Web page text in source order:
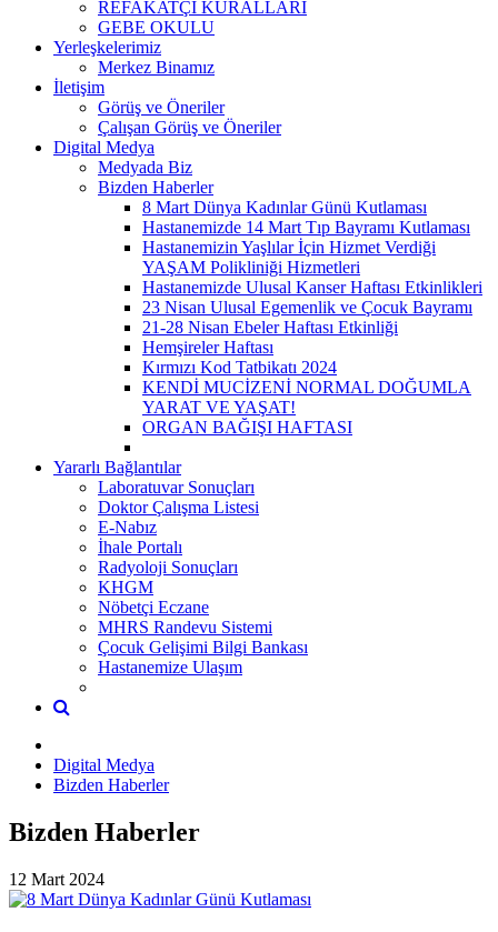
REFAKATÇI KURALLARI
GEBE OKULU
Yerleşkelerimiz
Merkez Binamız
İletişim
Görüş ve Öneriler
Çalışan Görüş ve Öneriler
Digital Medya
Medyada Biz
Bizden Haberler
8 Mart Dünya Kadınlar Günü Kutlaması
Hastanemizde 14 Mart Tıp Bayramı Kutlaması
Hastanemizin Yaşlılar İçin Hizmet Verdiği
YAŞAM Polikliniği Hizmetleri
Hastanemizde Ulusal Kanser Haftası Etkinlikleri
23 Nisan Ulusal Egemenlik ve Çocuk Bayramı
21-28 Nisan Ebeler Haftası Etkinliği
Hemşireler Haftası
Kırmızı Kod Tatbikatı 2024
KENDİ MUCİZENİ NORMAL DOĞUMLA
YARAT VE YAŞAT!
ORGAN BAĞIŞI HAFTASI
Yararlı Bağlantılar
Laboratuvar Sonuçları
Doktor Çalışma Listesi
E-Nabız
İhale Portalı
Radyoloji Sonuçları
KHGM
Nöbetçi Eczane
MHRS Randevu Sistemi
Çocuk Gelişimi Bilgi Bankası
Hastanemize Ulaşım
Digital Medya
Bizden Haberler
Bizden Haberler
12 Mart 2024